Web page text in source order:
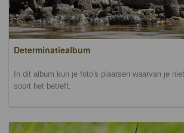
Determinatiealbum
In dit album kun je foto's plaatsen waarvan je
soort het betreft.